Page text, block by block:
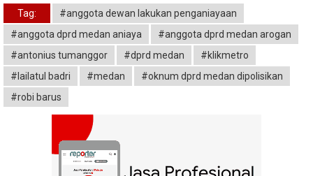
Tag:
#anggota dewan lakukan penganiayaan
#anggota dprd medan aniaya
#anggota dprd medan arogan
#antonius tumanggor
#dprd medan
#klikmetro
#lailatul badri
#medan
#oknum dprd medan dipolisikan
#robi barus